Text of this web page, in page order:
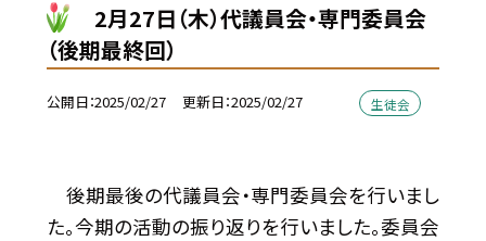
2月27日（木）代議員会・専門委員会
（後期最終回）
公開日 2025/02/27 更新日 2025/02/27 生徒会
後期最後の代議員会・専門委員会を行いまし
た。今期の活動の振り返りを行いました。委員会